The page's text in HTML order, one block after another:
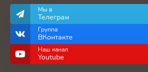
Мы в
Телеграм
Группа
ВКонтакте
Наш канал
Youtube